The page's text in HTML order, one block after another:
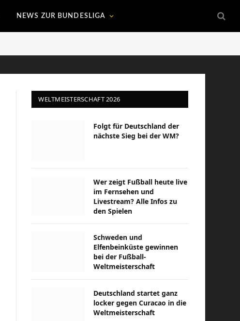
NEWS ZUR BUNDESLIGA
WELTMEISTERSCHAFT 2026
Folgt für Deutschland der
nächste Sieg bei der WM?
Wer zeigt Fußball heute live
im Fernsehen und
Livestream? Alle Infos zu
den Spielen
Schweden und
Elfenbeinküste gewinnen
bei der Fußball-
Weltmeisterschaft
Deutschland startet ganz
locker gegen Curacao in die
Weltmeisterschaft